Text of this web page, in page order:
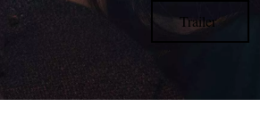
Trailer